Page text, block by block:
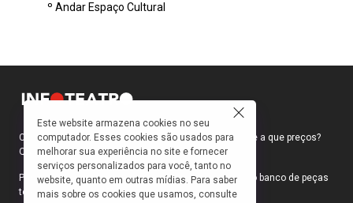
o local em uma lavanderia automática,
definitivamente, “Lavar a Alma”. Comédia
predominante de Soul Music Nacional.
º Andar Espaço Cultural
Como faço para ir ao teatro? Onde compro ingressos e a que preços?
Quais peças estão em cartaz?
Para responder a essas e outras perguntas, criamos o banco de peças
teatrais do INFOTEATRO.
Este website armazena cookies no seu
computador. Esses cookies são usados para
melhorar sua experiência no site e fornecer
serviços personalizados para você, tanto no
website, quanto em outras mídias. Para saber
mais sobre os cookies que usamos, consulte